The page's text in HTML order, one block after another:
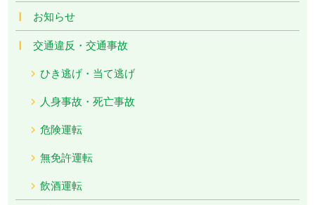
お知らせ
交通違反・交通事故
ひき逃げ・当て逃げ
人身事故・死亡事故
危険運転
無免許運転
飲酒運転